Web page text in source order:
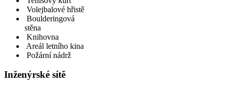
Volejbalové hřistě
Boulderingová
stěna
Knihovna
Areál letního kina
Požární nádrž
Inženýrské sítě